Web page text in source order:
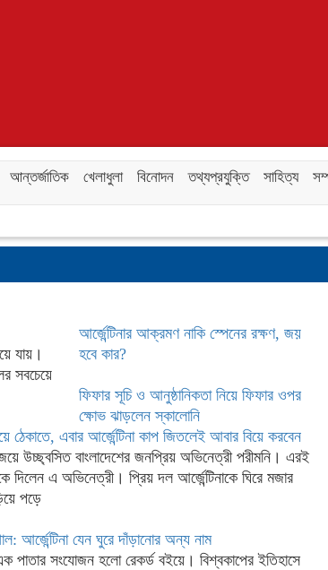
আন্তর্জাতিক খেলাধুলা বিনোদন তথ্যপ্রযুক্তি সাহিত্য
যায়।
সবচেয়ে
আর্জেন্টিনার আক্রমণ নাকি স্পেনের রক্ষণ, জয়
হবে কার?
ফিফার সূচি ও আনুষ্ঠানিকতা নিয়ে ফিফার ওপর
ক্ষোভ ঝাড়লেন স্কালোনি
ঠেকাতে, এবার আর্জেন্টিনা কাপ জিতলেই আবার বিয়ে করবেন
জয়ে উচ্ছ্বসিত বাংলাদেশের জনপ্রিয় অভিনেত্রী পরীমনি। এরই
দিলেন এ অভিনেত্রী। প্রিয় দল আর্জেন্টিনাকে ঘিরে মজার
পড়ে
আর্জেন্টিনা যেন ঘুরে দাঁড়ানোর অন্য নাম
পাতার সংযোজন হলো রেকর্ড বইয়ে। বিশ্বকাপের ইতিহাসে